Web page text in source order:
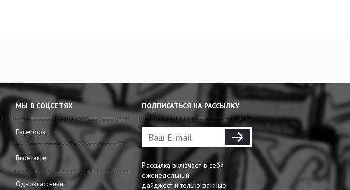
МЫ В СОЦСЕТЯХ
Facebook
Вконтакте
Одноклассники
ПОДПИСАТЬСЯ НА РАССЫЛКУ
Рассылка включает в себя
еженедельный
дайджест и только важные